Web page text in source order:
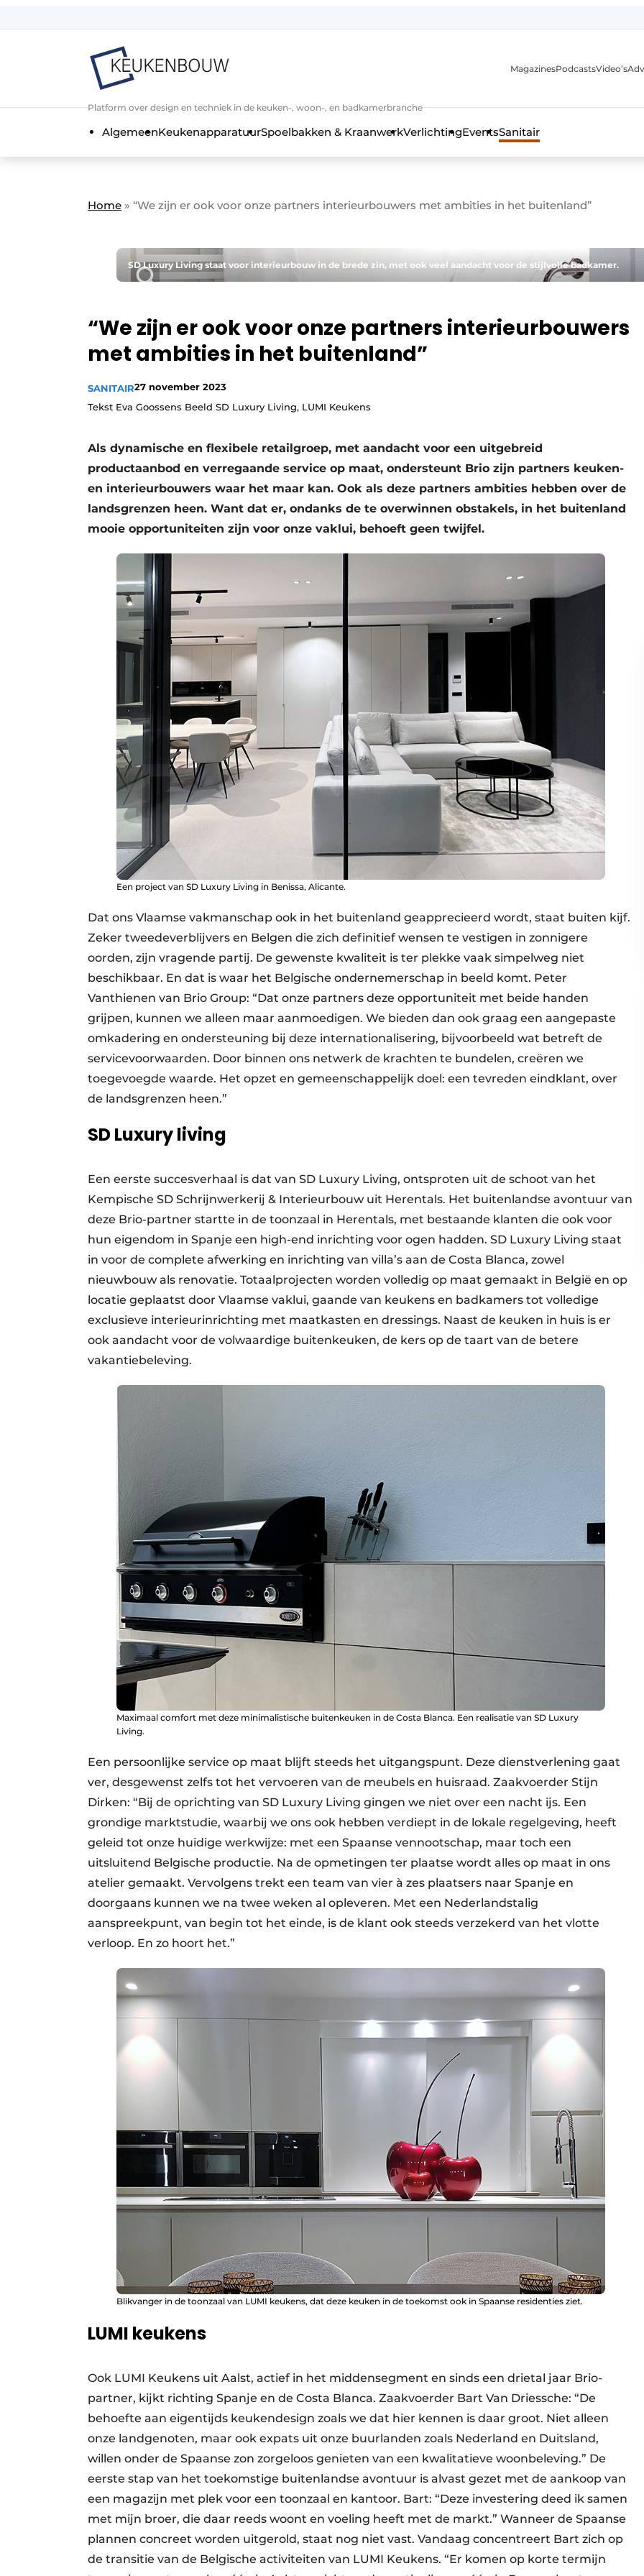
Algemene voorwaarden
Keukenbouw | Platform over design en techniek in de keuken-, woon-, en badkamerbranche
Nieuwsbrief
Vacature aanmelden
Video’s
Platform over design en techniek in de keuken-, woon-, en badkamerbranche
MagazinesPodcastsVideo’s
AlgemeenKeukenapparatuurSpoelbakken & KraanwerkVerlichtingEventsSanitair
Home » “We zijn er ook voor onze partners interieurbouwers met ambities in het buitenland”
SD Luxury Living staat voor interieurbouw in de brede zin, met ook veel aandacht voor de stijlvolle badkamer.
“We zijn er ook voor onze partners interieurbouwers
met ambities in het buitenland”
SANITAIR27 november 2023
Tekst Eva Goossens Beeld SD Luxury Living, LUMI Keukens
Als dynamische en flexibele retailgroep, met aandacht voor een uitgebreid
productaanbod en verregaande service op maat, ondersteunt Brio zijn partners keuken-
en interieurbouwers waar het maar kan. Ook als deze partners ambities hebben over de
landsgrenzen heen. Want dat er, ondanks de te overwinnen obstakels, in het buitenland
mooie opportuniteiten zijn voor onze vaklui, behoeft geen twijfel.
Een project van SD Luxury Living in Benissa, Alicante.
Dat ons Vlaamse vakmanschap ook in het buitenland geapprecieerd wordt, staat buiten kijf.
Zeker tweedeverblijvers en Belgen die zich definitief wensen te vestigen in zonnigere
oorden, zijn vragende partij. De gewenste kwaliteit is ter plekke vaak simpelweg niet
beschikbaar. En dat is waar het Belgische ondernemerschap in beeld komt. Peter
Vanthienen van Brio Group: “Dat onze partners deze opportuniteit met beide handen
grijpen, kunnen we alleen maar aanmoedigen. We bieden dan ook graag een aangepaste
omkadering en ondersteuning bij deze internationalisering, bijvoorbeeld wat betreft de
servicevoorwaarden. Door binnen ons netwerk de krachten te bundelen, creëren we
toegevoegde waarde. Het opzet en gemeenschappelijk doel: een tevreden eindklant, over
de landsgrenzen heen.”
SD Luxury living
Een eerste succesverhaal is dat van SD Luxury Living, ontsproten uit de schoot van het
Kempische SD Schrijnwerkerij & Interieurbouw uit Herentals. Het buitenlandse avontuur van
deze Brio-partner startte in de toonzaal in Herentals, met bestaande klanten die ook voor
hun eigendom in Spanje een high-end inrichting voor ogen hadden. SD Luxury Living staat
in voor de complete afwerking en inrichting van villa’s aan de Costa Blanca, zowel
nieuwbouw als renovatie. Totaalprojecten worden volledig op maat gemaakt in België en op
locatie geplaatst door Vlaamse vaklui, gaande van keukens en badkamers tot volledige
exclusieve interieurinrichting met maatkasten en dressings. Naast de keuken in huis is er
ook aandacht voor de volwaardige buiten­keuken, de kers op de taart van de betere
vakantiebeleving.
Maximaal comfort met deze minimalistische buitenkeuken in de Costa Blanca. Een realisatie van SD Luxury
Living.
Een persoonlijke service op maat blijft steeds het uitgangspunt. Deze dienstverlening gaat
ver, desgewenst zelfs tot het vervoeren van de meubels en huisraad. Zaakvoerder Stijn
Dirken: “Bij de oprichting van SD Luxury Living gingen we niet over een nacht ijs. Een
grondige marktstudie, waarbij we ons ook hebben verdiept in de lokale regelgeving, heeft
geleid tot onze huidige werkwijze: met een Spaanse vennootschap, maar toch een
uitsluitend Belgische productie. Na de opmetingen ter plaatse wordt alles op maat in ons
atelier gemaakt. Vervolgens trekt een team van vier à zes plaatsers naar Spanje en
doorgaans kunnen we na twee weken al opleveren. Met een Nederlandstalig
aanspreekpunt, van begin tot het einde, is de klant ook steeds verzekerd van het vlotte
verloop. En zo hoort het.”
Blikvanger in de toonzaal van LUMI keukens, dat deze keuken in de toekomst ook in Spaanse residenties ziet.
LUMI keukens
Ook LUMI Keukens uit Aalst, actief in het middensegment en sinds een drietal jaar Brio-
partner, kijkt richting Spanje en de Costa Blanca. Zaakvoerder Bart Van Driessche: “De
behoefte aan eigentijds keukendesign zoals we dat hier kennen is daar groot. Niet alleen
onze landgenoten, maar ook expats uit onze buurlanden zoals Nederland en Duitsland,
willen onder de Spaanse zon zorgeloos genieten van een kwalitatieve woonbeleving.” De
eerste stap van het toekomstige buitenlandse avontuur is alvast gezet met de aankoop van
een magazijn met plek voor een toonzaal en kantoor. Bart: “Deze investering deed ik samen
met mijn broer, die daar reeds woont en voeling heeft met de markt.” Wanneer de Spaanse
plannen concreet worden uitgerold, staat nog niet vast. Vandaag concentreert Bart zich op
de transitie van de Belgische activiteiten van LUMI Keukens. “Er komen op korte termijn